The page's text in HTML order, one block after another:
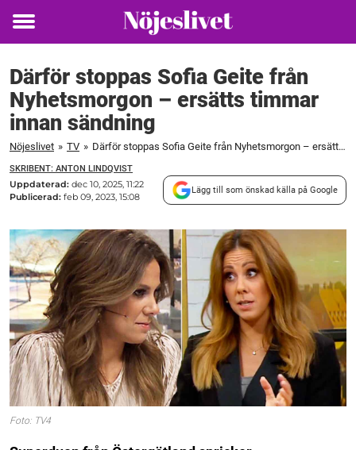
Toggle
Därför stoppas Sofia Geite från
Nyhetsmorgon – ersätts timmar
innan sändning
Nöjeslivet » TV » Därför stoppas Sofia Geite från Nyhetsmorgon – ersätts timmar innan sändning
SKRIBENT: ANTON LINDQVIST
Uppdaterad: dec 10, 2025, 11:22
Publicerad: feb 09, 2023, 15:08
Lägg till som önskad källa på Google
Foto: TV4